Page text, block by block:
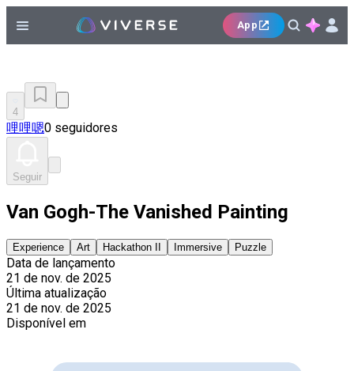
App
4
哩哩嗯0 seguidores
Seguir
Van Gogh-The Vanished Painting
Experience Art Hackathon II Immersive Puzzle
Data de lançamento
21 de nov. de 2025
Última atualização
21 de nov. de 2025
Disponível em